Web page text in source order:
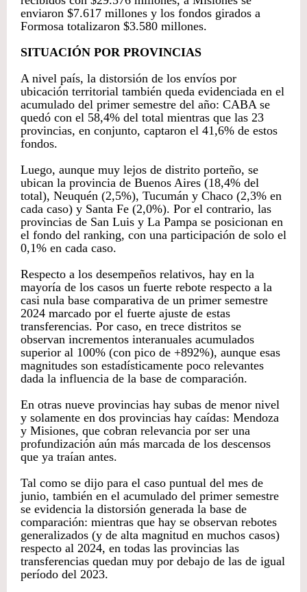
enviaron $7.617 millones y los fondos girados a
Formosa totalizaron $3.580 millones.
SITUACIÓN POR PROVINCIAS
A nivel país, la distorsión de los envíos por
ubicación territorial también queda evidenciada en el
acumulado del primer semestre del año: CABA se
quedó con el 58,4% del total mientras que las 23
provincias, en conjunto, captaron el 41,6% de estos
fondos.
Luego, aunque muy lejos de distrito porteño, se
ubican la provincia de Buenos Aires (18,4% del
total), Neuquén (2,5%), Tucumán y Chaco (2,3% en
cada caso) y Santa Fe (2,0%). Por el contrario, las
provincias de San Luis y La Pampa se posicionan en
el fondo del ranking, con una participación de solo el
0,1% en cada caso.
Respecto a los desempeños relativos, hay en la
mayoría de los casos un fuerte rebote respecto a la
casi nula base comparativa de un primer semestre
2024 marcado por el fuerte ajuste de estas
transferencias. Por caso, en trece distritos se
observan incrementos interanuales acumulados
superior al 100% (con pico de +892%), aunque esas
magnitudes son estadísticamente poco relevantes
dada la influencia de la base de comparación.
En otras nueve provincias hay subas de menor nivel
y solamente en dos provincias hay caídas: Mendoza
y Misiones, que cobran relevancia por ser una
profundización aún más marcada de los descensos
que ya traían antes.
Tal como se dijo para el caso puntual del mes de
junio, también en el acumulado del primer semestre
se evidencia la distorsión generada la base de
comparación: mientras que hay se observan rebotes
generalizados (y de alta magnitud en muchos casos)
respecto al 2024, en todas las provincias las
transferencias quedan muy por debajo de las de igual
período del 2023.